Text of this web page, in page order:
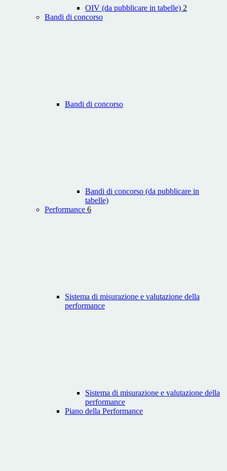
OIV (da pubblicare in tabelle) 2
Bandi di concorso
Bandi di concorso
Bandi di concorso (da pubblicare in
tabelle)
Performance 6
Sistema di misurazione e valutazione della
performance
Sistema di misurazione e valutazione della
performance
Piano della Performance